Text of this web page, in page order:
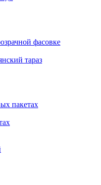
фасовке
тараз
пакетах